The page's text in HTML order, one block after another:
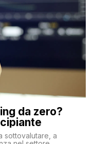
da zero?
sottovalutare, a